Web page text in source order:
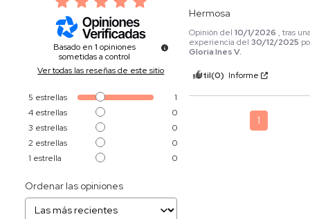
Basado en1 opiniones
sometidas a control
Ver todas las reseñas de este sitio
5 estrellas
1
4 estrellas
0
3 estrellas
0
2 estrellas
0
1 estrella 0
Ordenar las opiniones
Hermosa
Opinión del10/1/2026 , tras
experiencia del30/12/2025
Gloria Ines V.
Útil(0) Informe
1